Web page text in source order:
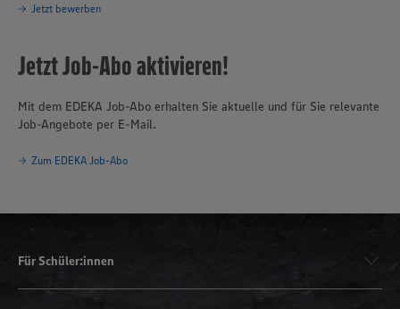
Jetzt bewerben
Jetzt Job-Abo aktivieren!
Mit dem EDEKA Job-Abo erhalten Sie aktuelle und für Sie relevante
Job-Angebote per E-Mail.
Zum EDEKA Job-Abo
Für Schüler:innen